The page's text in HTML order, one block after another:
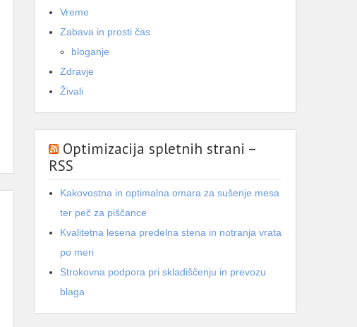
Vreme
Zabava in prosti čas
bloganje
Zdravje
Živali
Optimizacija spletnih strani –
RSS
Kakovostna in optimalna omara za sušenje mesa
ter peč za piščance
Kvalitetna lesena predelna stena in notranja vrata
po meri
Strokovna podpora pri skladiščenju in prevozu
blaga